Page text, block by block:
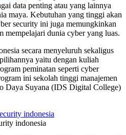
data penting atau yang lainnya
maya. Kebutuhan yang tinggi akan
security ini juga memungkinkan
mempelajari dunia cyber yang luas.
secara menyeluruh sekaligus
yaitu dengan kuliah
peminatan seperti cyber
ini sekolah tinggi manajemen
Daya Suyana (IDS Digital College)
indonesia